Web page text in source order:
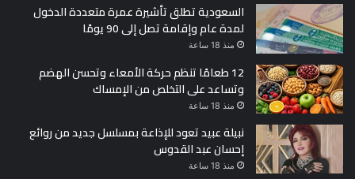
السعودية تطلق تأشيرة عمرة متعددة الدخول
لمدة عام وإقامة تصل إلى 90 يومًا
منذ 18 ساعة
12 طعامًا تنظم حركة الأمعاء وتحسن الهضم
وتساعد على التخلص من الإمساك
منذ 18 ساعة
نبيلة عبيد تعود للإذاعة بمسلسل جديد من روائع
إحسان عبد القدوس
منذ 18 ساعة